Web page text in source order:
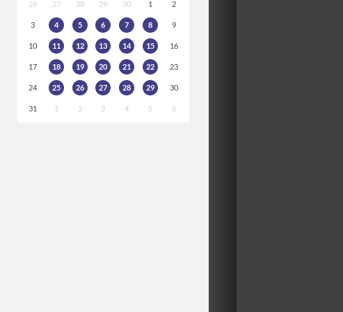
26 27 28 29 30 1 2
3 4 5 6 7 8 9
10 11 12 13 14 15 16
17 18 19 20 21 22 23
24 25 26 27 28 29 30
31 1 2 3 4 5 6